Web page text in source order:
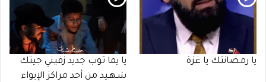
يا رمضانتك يا غزة
يا يما ثوب جديد زفيني جيتك
شـهـيد من أحد مراكز الإيواء